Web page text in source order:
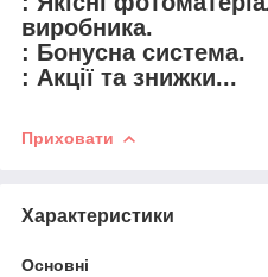
виробника.
: Бонусна система.
: Акції та знижки...
Приховати
Характеристики
Основні